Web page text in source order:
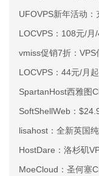
UFOVPS新年活动
LOCVPS：108元/
vmiss促销7折：
LOCVPS：44元/月
SpartanHost西雅图
SoftShellWeb：
lisahost：全新英国
HostDare：洛杉矶
MoeCloud：圣何塞